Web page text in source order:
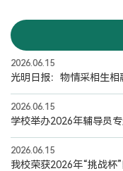
2026.06.15
光明日报：物情采相生
2026.06.15
学校举办2026年辅导员
2026.06.15
我校荣获2026年“挑战杯